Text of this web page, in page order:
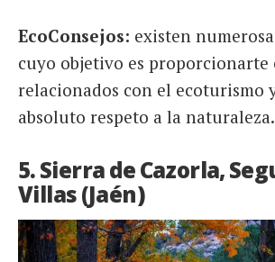
EcoConsejos: existen
cuyo objetivo es proporcionarte
relacionados con el ecoturismo
absoluto respeto a la naturaleza.
5. Sierra de Cazorla,
Villas (Jaén)